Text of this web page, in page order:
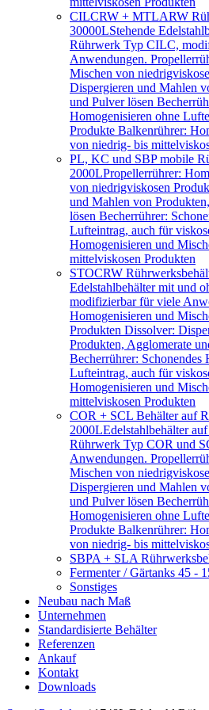
CILCRW + MTLARW
30000LStehende
Rührwerk Typ CILC,
Anwendungen.
Mischen von
Dispergieren und Mahlen
und Pulver lösen
Homogenisieren ohne
Produkte Balkenrührer:
von niedrig- bis
PL, KC und SBP mobile
2000LPropellerrührer:
von niedrigviskosen
und Mahlen von
lösen Becherrührer:
Lufteintrag, auch für
Homogenisieren und
mittelviskosen Produkten
STOCRW
Edelstahlbehälter mit und
modifizierbar für viele
Homogenisieren und
Produkten Dissolver:
Produkten, Agglomerate
Becherrührer: Schonendes
Lufteintrag, auch für
Homogenisieren und
mittelviskosen Produkten
COR + SCL Behälter auf
2000LEdelstahlbehälter
Rührwerk Typ COR und
Anwendungen.
Mischen von
Dispergieren und Mahlen
und Pulver lösen
Homogenisieren ohne
Produkte Balkenrührer:
von niedrig- bis
SBPA + SLA
Fermenter / Gärtanks 45 -
Sonstiges
Neubau nach Maß
Unternehmen
Standardisierte Behälter
Referenzen
Ankauf
Kontakt
Downloads